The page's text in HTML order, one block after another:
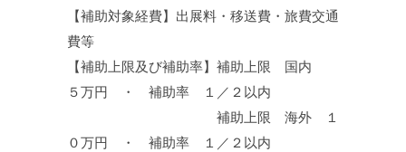
【補助対象経費】出展料・移送費・旅費交通
費等
【補助上限及び補助率】補助上限 国内
５万円 ・ 補助率 １／２以内
補助上限 海外 １
０万円 ・ 補助率 １／２以内